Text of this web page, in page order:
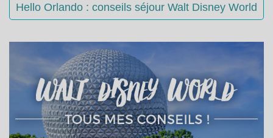
Hello Orlando : conseils séjour Walt Disney World